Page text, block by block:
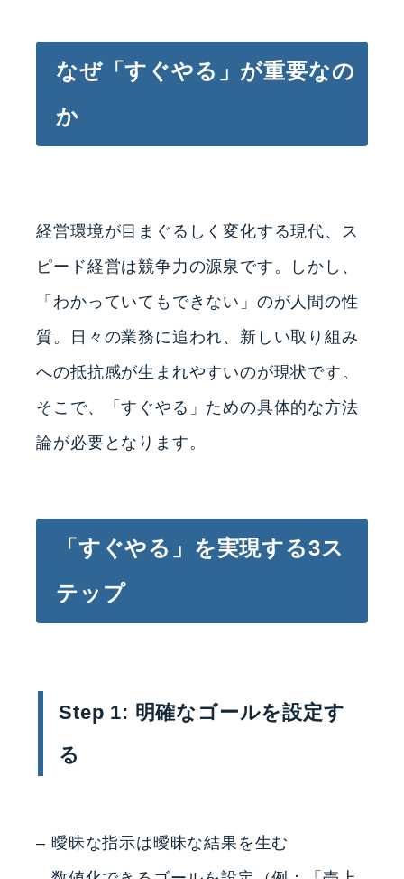
なぜ「すぐやる」が重要なの
か
経営環境が目まぐるしく変化する現代、ス
ピード経営は競争力の源泉です。しかし、
「わかっていてもできない」のが人間の性
質。日々の業務に追われ、新しい取り組み
への抵抗感が生まれやすいのが現状です。
そこで、「すぐやる」ための具体的な方法
論が必要となります。
「すぐやる」を実現する3ス
テップ
Step 1: 明確なゴールを設定す
る
– 曖昧な指示は曖昧な結果を生む